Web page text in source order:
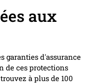
aux
garanties d'assurance
de ces protections
à plus de 100